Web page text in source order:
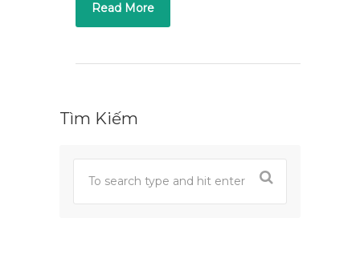
Read More
Tìm Kiếm